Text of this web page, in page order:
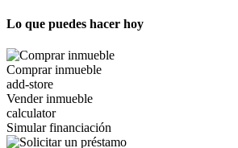
Lo que puedes hacer hoy
Comprar inmueble
add-store
Vender inmueble
calculator
Simular financiación